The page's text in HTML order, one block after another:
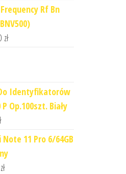
Rf Bn
zł
Identyfikatorów
P Op.100szt. Biały
Note 11 Pro 6/64GB
zł